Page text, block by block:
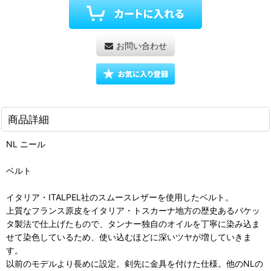
お問い合わせ
商品詳細
NL ニール
ベルト
イタリア・ITALPEL社のスムースレザーを使用したベルト。
上質なフランス原皮をイタリア・トスカーナ地方の歴史あるバケッ
タ製法で仕上げたもので、タンナー独自のオイルを丁寧に染み込ま
せて染色しているため、使い込むほどに深いツヤが増していきま
す。
以前のモデルより長めに設定。剣先に金具を付けた仕様。他のNLの